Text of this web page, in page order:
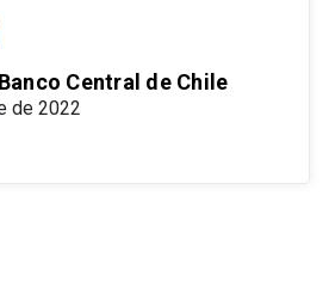
Central de Chile
de 2022